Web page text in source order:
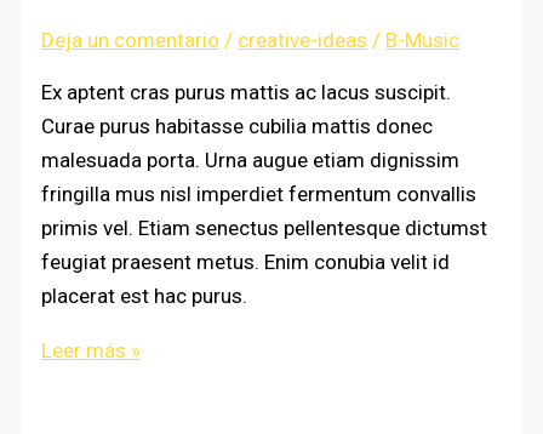
Deja un comentario / creative-ideas / B-Music
Ex aptent cras purus mattis ac lacus suscipit.
Curae purus habitasse cubilia mattis donec
malesuada porta. Urna augue etiam dignissim
fringilla mus nisl imperdiet fermentum convallis
primis vel. Etiam senectus pellentesque dictumst
feugiat praesent metus. Enim conubia velit id
placerat est hac purus.
Wedding
Leer más »